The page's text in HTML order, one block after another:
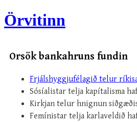
Örvitinn
Orsök bankahruns fundin
Frjálshyggjufélagið telur
Sósíalistar telja kapítalisma
Kirkjan telur hnignun
Femínistar telja karlaveldið